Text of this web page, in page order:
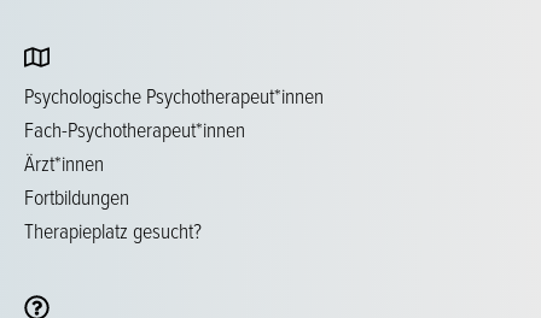
Psychologische Psychotherapeut*innen
Fach-Psychotherapeut*innen
Ärzt*innen
Fortbildungen
Therapieplatz gesucht?